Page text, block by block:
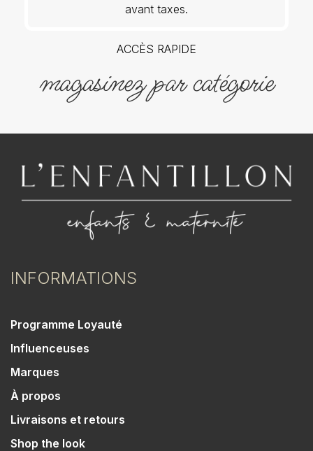
avant taxes.
ACCÈS RAPIDE
magasinez par catégorie
INFORMATIONS
Programme Loyauté
Influenceuses
Marques
À propos
Livraisons et retours
Shop the look